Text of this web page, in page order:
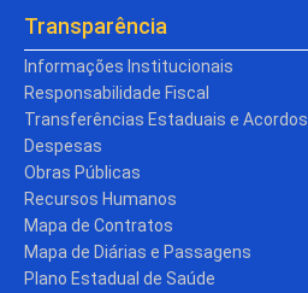
Transparência
Informações Institucionais
Responsabilidade Fiscal
Transferências Estaduais e Acordos
Despesas
Obras Públicas
Recursos Humanos
Mapa de Contratos
Mapa de Diárias e Passagens
Plano Estadual de Saúde